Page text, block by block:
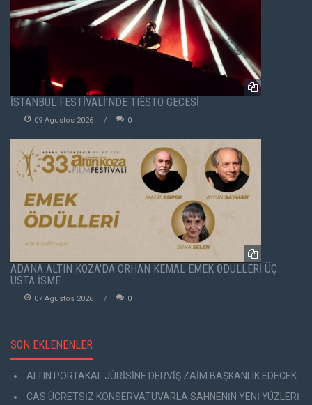
İSTANBUL FESTİVALİ’NDE TIËSTO GECESİ
09 Agustos 2026 0
ADANA ALTIN KOZA'DA ORHAN KEMAL EMEK ÖDÜLLERİ ÜÇ
USTA İSME
07 Agustos 2026 0
SON EKLENENLER
ALTIN PORTAKAL JÜRİSİNE DERVİŞ ZAİM BAŞKANLIK EDECEK
CAS ÜCRETSİZ KONSERVATUVARLA SAHNENİN YENİ YÜZLERİ